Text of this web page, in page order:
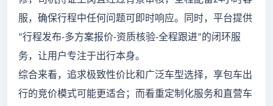
服，确保行程中任何问题可即时响应。同时，平台提供
“行程发布-多方案报价-资质核验-全程跟进”的闭环服
务，让用户专注于出行本身。
综合来看，追求极致性价比和广泛车型选择，享包车出
行的竞价模式可能更适合；而看重定制化服务和直营车